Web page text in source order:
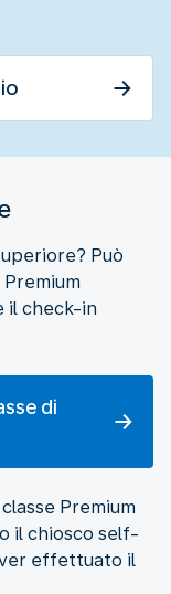
Può
il check-in
di
Premium
il chiosco self-
effettuato il